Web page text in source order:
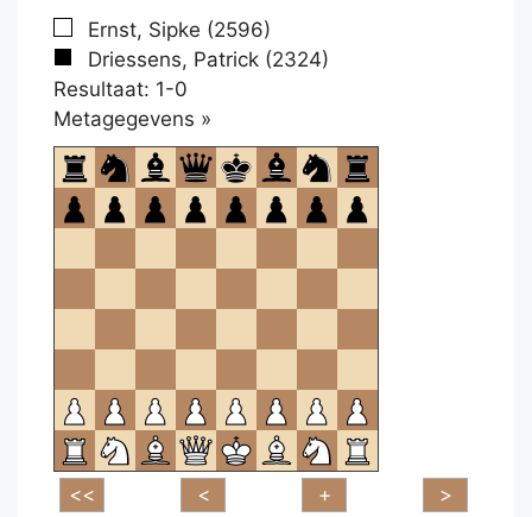
Ernst, Sipke (2596)
Driessens, Patrick (2324)
Resultaat: 1-0
Metagegevens »
om
te
openen.